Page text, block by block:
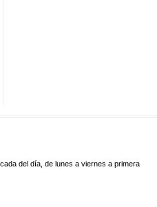
del día, de lunes a viernes a primera